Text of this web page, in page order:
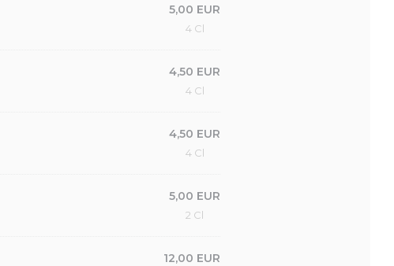
5,00 EUR
4 Cl
4,50 EUR
4 Cl
4,50 EUR
4 Cl
5,00 EUR
2 Cl
12,00 EUR